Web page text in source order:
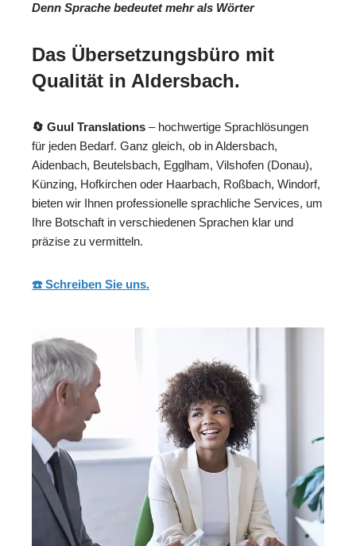
Denn Sprache bedeutet mehr als Wörter
Das Übersetzungsbüro mit
Qualität in Aldersbach.
🔄 Guul Translations – hochwertige Sprachlösungen
für jeden Bedarf. Ganz gleich, ob in Aldersbach,
Aidenbach, Beutelsbach, Egglham, Vilshofen (Donau),
Künzing, Hofkirchen oder Haarbach, Roßbach, Windorf,
bieten wir Ihnen professionelle sprachliche Services, um
Ihre Botschaft in verschiedenen Sprachen klar und
präzise zu vermitteln.
☎️ Schreiben Sie uns.